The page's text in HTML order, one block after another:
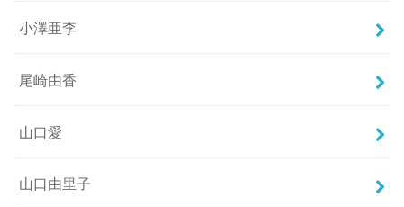
小澤亜李
尾崎由香
山口愛
山口由里子